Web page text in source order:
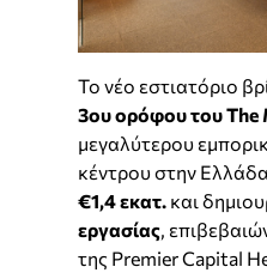
Το νέο εστιατόριο
3ου ορόφου του The
μεγαλύτερου
κέντρου στην
€1,4 εκατ. και
εργασίας,
της Premier Capital